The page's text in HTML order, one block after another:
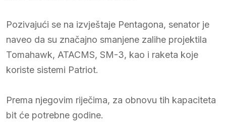
Pozivajući se na izvještaje Pentagona, senator je
naveo da su značajno smanjene zalihe projektila
Tomahawk, ATACMS, SM-3, kao i raketa koje
koriste sistemi Patriot.
Prema njegovim riječima, za obnovu tih kapaciteta
bit će potrebne godine.